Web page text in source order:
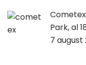
Park, al
7 august